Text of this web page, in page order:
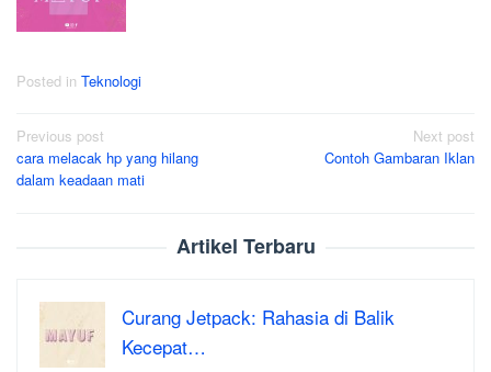
Posted in Teknologi
Post
navigation
Previous post
cara melacak hp yang hilang
dalam keadaan mati
Next post
Contoh Gambaran Iklan
Artikel Terbaru
Curang Jetpack: Rahasia di Balik
Kecepat…